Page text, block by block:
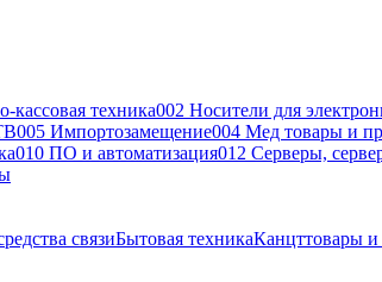
кассовая техника002 Носители для
005 Импортозамещение004 Мед товары и
010 ПО и автоматизация012 Серверы,
связиБытовая техникаКанцттовары и